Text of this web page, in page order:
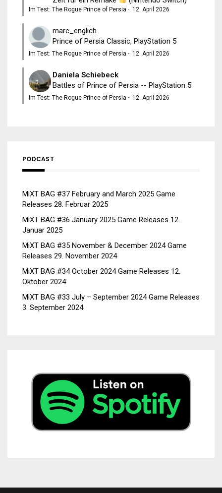
Im Test: The Rogue Prince of Persia · 12. April 2026
marc_englich
Prince of Persia Classic, PlayStation 5
Im Test: The Rogue Prince of Persia · 12. April 2026
Daniela Schiebeck
Battles of Prince of Persia -- PlayStation 5
Im Test: The Rogue Prince of Persia · 12. April 2026
PODCAST
MiXT BAG #37 February and March 2025 Game
Releases 28. Februar 2025
MiXT BAG #36 January 2025 Game Releases 12.
Januar 2025
MiXT BAG #35 November & December 2024 Game
Releases 29. November 2024
MiXT BAG #34 October 2024 Game Releases 12.
Oktober 2024
MiXT BAG #33 July – September 2024 Game Releases
3. September 2024